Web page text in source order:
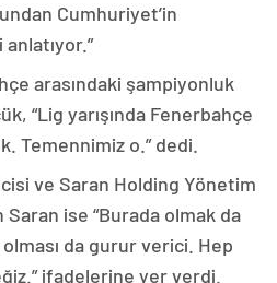
Cumhuriyet’in
arasındaki şampiyonluk
“Lig yarışında Fenerbahçe
Temennimiz o.” dedi.
ve Saran Holding Yönetim
ise “Burada olmak da
da gurur verici. Hep
ifadelerine yer verdi.